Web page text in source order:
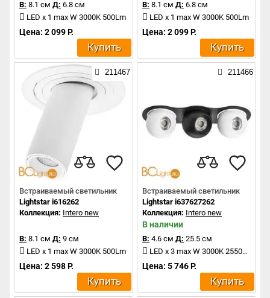
В: 8.1 см Д: 6.8 см
LED x 1 max W 3000K 500Lm
Цена: 2 099 Р.
Купить
В: 8.1 см Д: 6.8 см
LED x 1 max W 3000K 500Lm
Цена: 2 099 Р.
Купить
211467
Встраиваемый светильник
Lightstar i616262
Коллекция: Intero new
В: 8.1 см Д: 9 см
LED x 1 max W 3000K 500Lm
Цена: 2 598 Р.
Купить
211466
Встраиваемый светильник
Lightstar i637627262
Коллекция: Intero new
В наличии
В: 4.6 см Д: 25.5 см
LED x 3 max W 3000K 2550Lm
Цена: 5 746 Р.
Купить